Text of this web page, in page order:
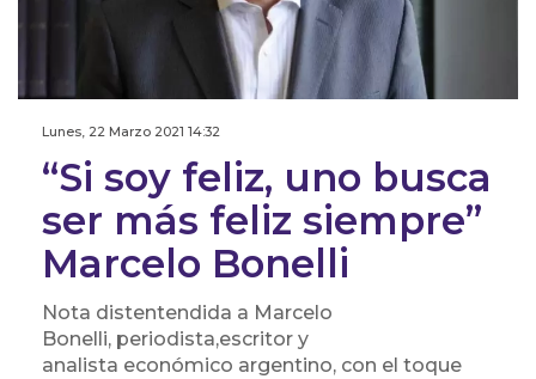
Lunes, 22 Marzo 2021 14:32
“Si soy feliz, uno busca
ser más feliz siempre”
Marcelo Bonelli
Nota distentendida a Marcelo
Bonelli, periodista,escritor y
analista económico argentino, con el toque